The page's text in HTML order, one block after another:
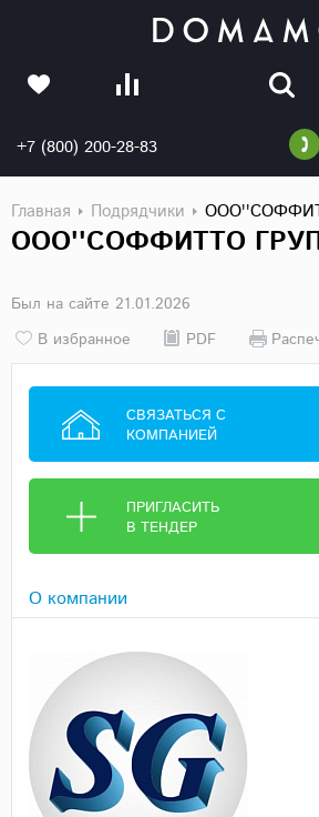
+7 (800) 200-28-83
Главная Подрядчики
ООО''СОФФИТТО
Был на сайте 21.01.2026
В избранное
PDF
СВЯЗАТЬСЯ С
КОМПАНИЕЙ
ПРИГЛАСИТЬ
В ТЕНДЕР
О компании